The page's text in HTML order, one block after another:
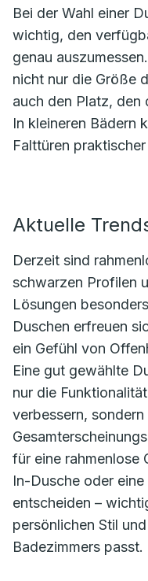
Bei der Wahl einer
wichtig, den
genau
nicht nur die Größe
auch den Platz, den
In kleineren Bädern
Falttüren
Aktuelle
Derzeit sind
schwarzen Profilen
Lösungen
Duschen erfreuen
ein Gefühl von
Eine gut gewählte
nur die
verbessern, sondern
für eine rahmenlose
In-Dusche oder
entscheiden –
persönlichen Stil
Badezimmers passt.